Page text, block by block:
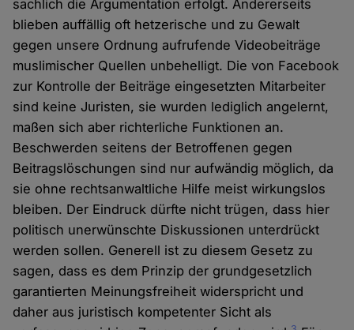
sachlich die Argumentation erfolgt. Andererseits
blieben auffällig oft hetzerische und zu Gewalt
gegen unsere Ordnung aufrufende Videobeiträge
muslimischer Quellen unbehelligt. Die von Facebook
zur Kontrolle der Beiträge eingesetzten Mitarbeiter
sind keine Juristen, sie wurden lediglich angelernt,
maßen sich aber richterliche Funktionen an.
Beschwerden seitens der Betroffenen gegen
Beitragslöschungen sind nur aufwändig möglich, da
sie ohne rechtsanwaltliche Hilfe meist wirkungslos
bleiben. Der Eindruck dürfte nicht trügen, dass hier
politisch unerwünschte Diskussionen unterdrückt
werden sollen. Generell ist zu diesem Gesetz zu
sagen, dass es dem Prinzip der grundgesetzlich
garantierten Meinungsfreiheit widerspricht und
daher aus juristisch kompetenter Sicht als